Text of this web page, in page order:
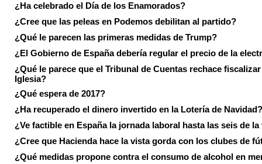
¿Ha celebrado el Día de los Enamorados?
¿Cree que las peleas en Podemos debilitan al partido?
¿Qué le parecen las primeras medidas de Trump?
¿El Gobierno de España debería regular el precio de la
¿Qué le parece que el Tribunal de Cuentas rechace fiscalizar
Iglesia?
¿Qué espera de 2017?
¿Ha recuperado el dinero invertido en la Lotería de Navidad?
¿Ve factible en España la jornada laboral hasta las seis de la
¿Cree que Hacienda hace la vista gorda con los clubes de
¿Qué medidas propone contra el consumo de alcohol en